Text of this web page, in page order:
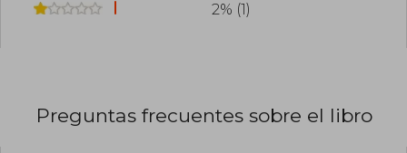
2% (1)
Preguntas frecuentes sobre el libro